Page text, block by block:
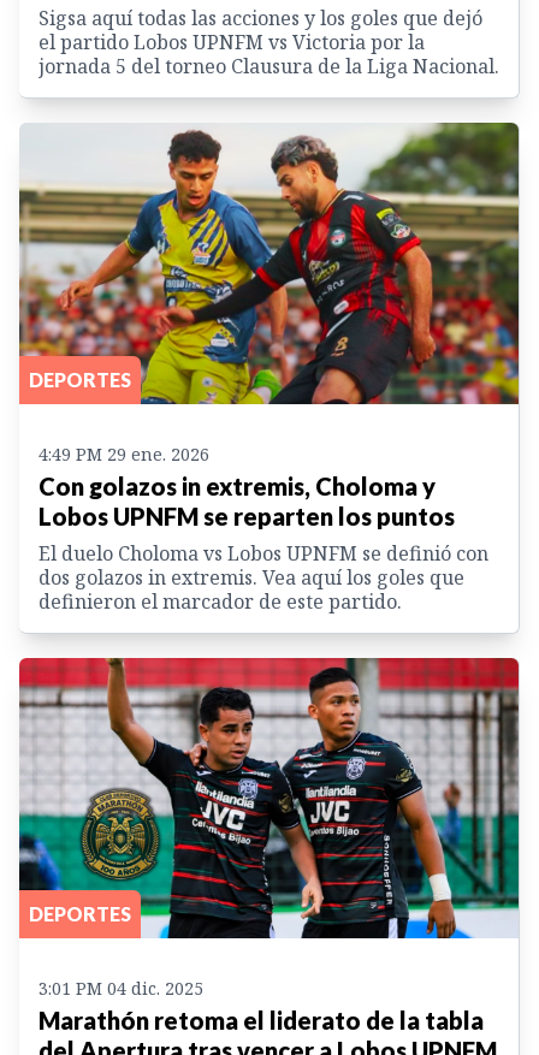
Sigsa aquí todas las acciones y los goles que dejó
el partido Lobos UPNFM vs Victoria por la
jornada 5 del torneo Clausura de la Liga Nacional.
DEPORTES
4:49 PM 29 ene. 2026
Con golazos in extremis, Choloma y
Lobos UPNFM se reparten los puntos
El duelo Choloma vs Lobos UPNFM se definió con
dos golazos in extremis. Vea aquí los goles que
definieron el marcador de este partido.
DEPORTES
3:01 PM 04 dic. 2025
Marathón retoma el liderato de la tabla